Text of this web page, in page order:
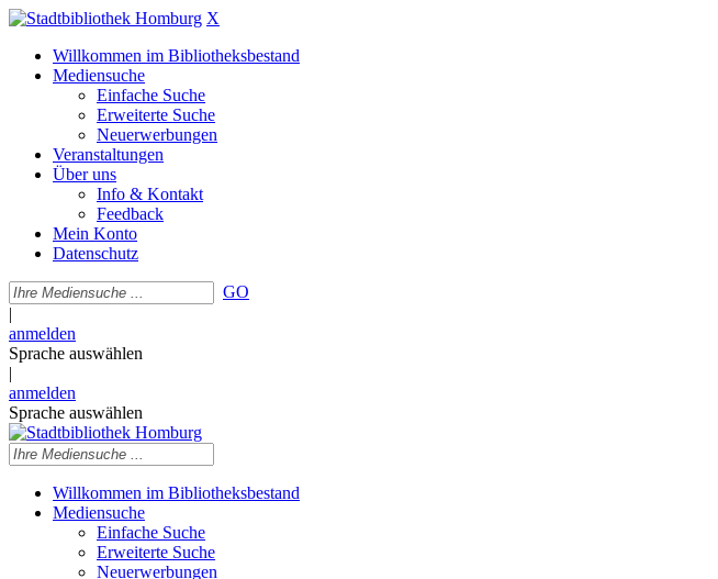
X
Willkommen im Bibliotheksbestand
Mediensuche
Einfache Suche
Erweiterte Suche
Neuerwerbungen
Veranstaltungen
Über uns
Info & Kontakt
Feedback
Mein Konto
Datenschutz
GO
|
anmelden
Sprache auswählen
|
anmelden
Sprache auswählen
Willkommen im Bibliotheksbestand
Mediensuche
Einfache Suche
Erweiterte Suche
Neuerwerbungen